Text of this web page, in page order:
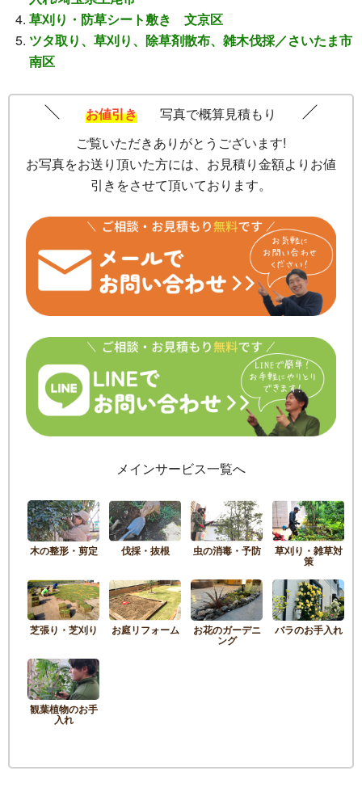
草刈り・防草シート敷き 文京区
ツタ取り、草刈り、除草剤散布、雑木伐採／さいたま市
南区
お値引き
写真で概算見積もり
ご覧いただきありがとうございます!
お写真をお送り頂いた方には、お見積り金額よりお値
引きをさせて頂いております。
メインサービス一覧へ
木の整形・剪定 伐採・抜根 虫の消毒・予防 草刈り・雑草対
策
芝張り・芝刈り お庭リフォーム お花のガーデニ
ング
バラのお手入れ
観葉植物のお手
入れ